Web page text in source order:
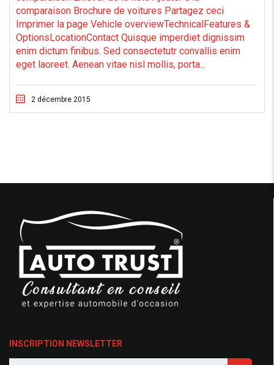
comparaison Brochure de voitures Partagez ceci
Imprimer la page Vehicle overviewTechnicalFeatures &
OptionsLocationContact Quisque imperdiet dignissim
enim dictum finibus. Sed consectetutr convallis enim
eget laoreet. Aenean vitae nisl mollis, porta...
2 décembre 2015
INSCRIPTION NEWSLETTER